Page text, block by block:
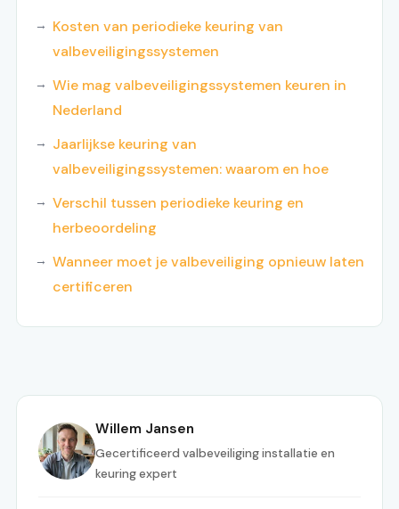
Kosten van periodieke keuring van
valbeveiligingssystemen
Wie mag valbeveiligingssystemen keuren in
Nederland
Jaarlijkse keuring van
valbeveiligingssystemen: waarom en hoe
Verschil tussen periodieke keuring en
herbeoordeling
Wanneer moet je valbeveiliging opnieuw laten
certificeren
Willem Jansen
Gecertificeerd valbeveiliging installatie en
keuring expert